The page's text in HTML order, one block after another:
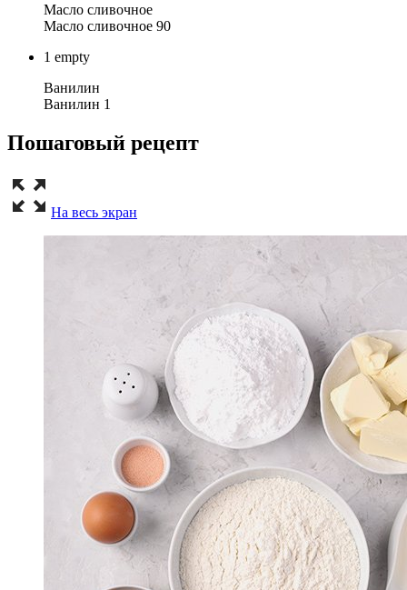
Масло сливочное
Масло сливочное 90
1 empty
Ванилин
Ванилин 1
Пошаговый рецепт
На весь экран